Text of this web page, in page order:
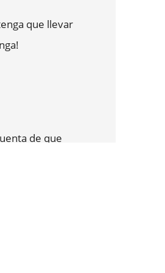
que llevar
de que
en mi memoria,